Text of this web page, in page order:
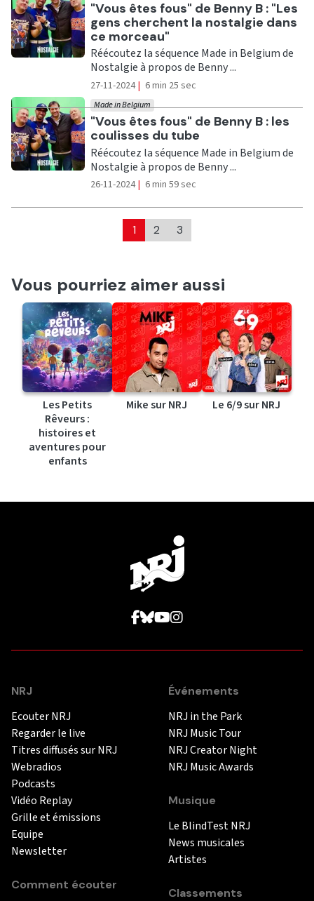
Ecouter
"Vous êtes fous" de Benny B : "Les
gens cherchent la nostalgie dans
ce morceau"
Réécoutez la séquence Made in Belgium de
Nostalgie à propos de Benny ...
27-11-2024 | 6 min 25 sec
Ecouter
"Vous êtes fous" de Benny B : les
coulisses du tube
Made in Belgium
Réécoutez la séquence Made in Belgium de
Nostalgie à propos de Benny ...
26-11-2024 | 6 min 59 sec
1 2 3
Vous pourriez aimer aussi
Les Petits
Rêveurs :
histoires et
aventures pour
enfants
Mike sur NRJ Le 6/9 sur NRJ
NRJ
Ecouter NRJ
Regarder le live
Titres diffusés sur NRJ
Webradios
Podcasts
Vidéo Replay
Grille et émissions
Equipe
Newsletter
Comment écouter
Événements
NRJ in the Park
NRJ Music Tour
NRJ Creator Night
NRJ Music Awards
Musique
Le BlindTest NRJ
News musicales
Artistes
Classements